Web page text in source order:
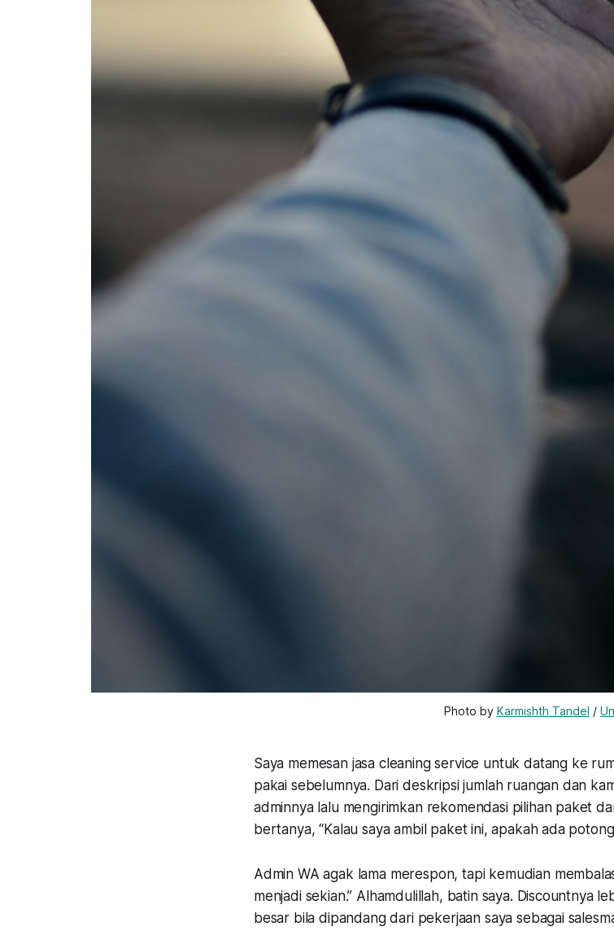
Photo by Karmishth Tandel /
Saya memesan jasa cleaning service untuk datang ke
pakai sebelumnya. Dari deskripsi jumlah ruangan dan
adminnya lalu mengirimkan rekomendasi pilihan paket
bertanya, “Kalau saya ambil paket ini, apakah ada
Admin WA agak lama merespon, tapi kemudian
menjadi sekian.” Alhamdulillah, batin saya. Discountnya
besar bila dipandang dari pekerjaan saya sebagai